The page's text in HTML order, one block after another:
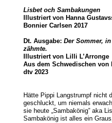
Lisbet och Sambakungen
Illustriert von Hanna
Bonnier Carlsen 2017
Dt. Ausgabe: Der Sommer,
zähmte.
Illustriert von Lilli L’Arronge
Aus dem Schwedischen von
dtv 2023
Hätte Pippi Langstrumpf nicht
geschluckt, um niemals
sie heute „Sambakönig” aka
Sambakönig ist alles ein